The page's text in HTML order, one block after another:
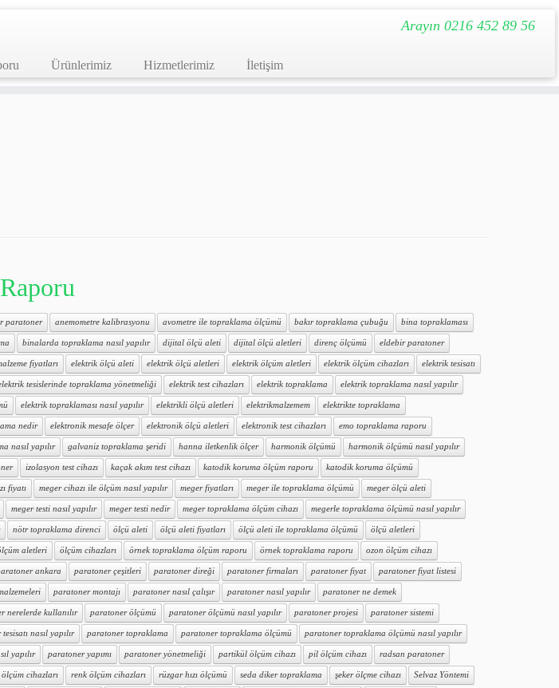
Arayın 0216 452 89 56
Ürünlerimiz Hizmetlerimiz İletişim
paratoner anemometre kalibrasyonu avometre ile topraklama ölçümü bakır topraklama çubuğu bina topraklaması
binalarda topraklama nasıl yapılır dijital ölçü aleti dijital ölçü aletleri direnç ölçümü eldebir paratoner
fiyatları elektrik ölçü aleti elektrik ölçü aletleri elektrik ölçüm aletleri elektrik ölçüm cihazları elektrik tesisatı
tesislerinde topraklama yönetmeliği elektrik test cihazları elektrik topraklama elektrik topraklama nasıl yapılır
elektrik topraklaması nasıl yapılır elektrikli ölçü aletleri elektrikmalzemem elektrikte topraklama
nedir elektronik mesafe ölçer elektronik ölçü aletleri elektronik test cihazları emo topraklama raporu
nasıl yapılır galvaniz topraklama şeridi hanna iletkenlik ölçer harmonik ölçümü harmonik ölçümü nasıl yapılır
izolasyon test cihazı kaçak akım test cihazı katodik koruma ölçüm raporu katodik koruma ölçümü
fiyatı meger cihazı ile ölçüm nasıl yapılır meger fiyatları meger ile topraklama ölçümü meger ölçü aleti
meger testi nasıl yapılır meger testi nedir meger topraklama ölçüm cihazı megerle topraklama ölçümü nasıl yapılır
nötr topraklama direnci ölçü aleti ölçü aleti fiyatları ölçü aleti ile topraklama ölçümü ölçü aletleri
aletleri ölçüm cihazları örnek topraklama ölçüm raporu örnek topraklama raporu ozon ölçüm cihazı
ankara paratoner çeşitleri paratoner direği paratoner firmaları paratoner fiyat paratoner fiyat listesi
paratoner montajı paratoner nasıl çalışır paratoner nasıl yapılır paratoner ne demek
nerelerde kullanılır paratoner ölçümü paratoner ölçümü nasıl yapılır paratoner projesi paratoner sistemi
nasıl yapılır paratoner topraklama paratoner topraklama ölçümü paratoner topraklama ölçümü nasıl yapılır
yapılır paratoner yapımı paratoner yönetmeliği partikül ölçüm cihazı pil ölçüm cihazı radsan paratoner
cihazları renk ölçüm cihazları rüzgar hızı ölçümü seda diker topraklama şeker ölçme cihazı Selvaz Yöntemi